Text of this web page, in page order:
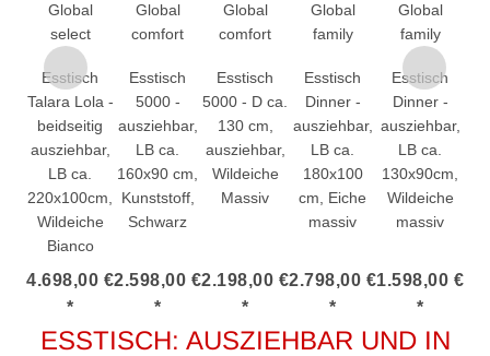
Global
select
Esstisch
Talara Lola -
beidseitig
ausziehbar,
LB ca.
220x100cm,
Wildeiche
Bianco
4.698,00 €
*
Global
comfort
Esstisch
5000 -
ausziehbar,
LB ca.
160x90 cm,
Kunststoff,
Schwarz
2.598,00 €
*
Global
comfort
Esstisch
5000 - D ca.
130 cm,
ausziehbar,
Wildeiche
Massiv
2.198,00 €
*
Global
family
Esstisch
Dinner -
ausziehbar,
LB ca.
180x100
cm, Eiche
massiv
2.798,00 €
*
Global
family
Esstisch
Dinner -
ausziehbar,
LB ca.
130x90cm,
Wildeiche
massiv
1.598,00 €
*
ESSTISCH: AUSZIEHBAR UND IN